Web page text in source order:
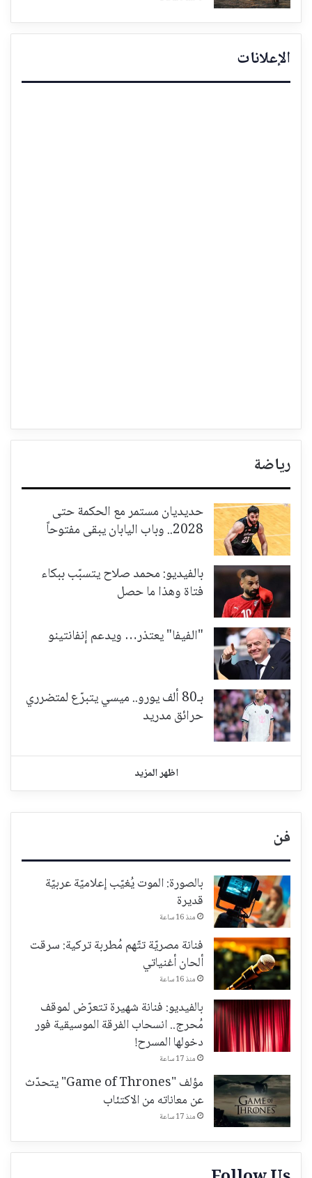
الإعلانات
رياضة
حديديان مستمر مع الحكمة حتى
2028.. وباب اليابان يبقى مفتوحاً
بالفيديو: محمد صلاح يتسبّب ببكاء
فتاة وهذا ما حصل
"الفيفا" يعتذر… ويدعم إنفانتينو
بـ80 ألف يورو.. ميسي يتبرّع لمتضرري
حرائق مدريد
اظهر المزيد
فن
بالصورة: الموت يُغيّب إعلاميّة عربيّة
قديرة
منذ 16 ساعة
فنانة مصريّة تتّهم مُطربة تركية: سرقت
ألحان أغنياتي
منذ 16 ساعة
بالفيديو: فنانة شهيرة تتعرّض لموقف
مُحرج.. انسحاب الفرقة الموسيقية فور
دخولها المسرح!
منذ 17 ساعة
مؤلف "Game of Thrones" يتحدّث
عن معاناته من الاكتئاب
منذ 17 ساعة